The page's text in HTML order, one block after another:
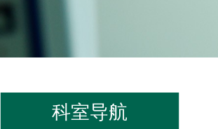
科室导航